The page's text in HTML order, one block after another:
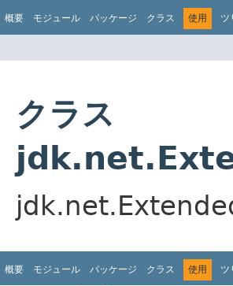
概要 モジュール パッケージ クラス 使用 ツ
クラス
概要 モジュール パッケージ クラス 使用 ツ